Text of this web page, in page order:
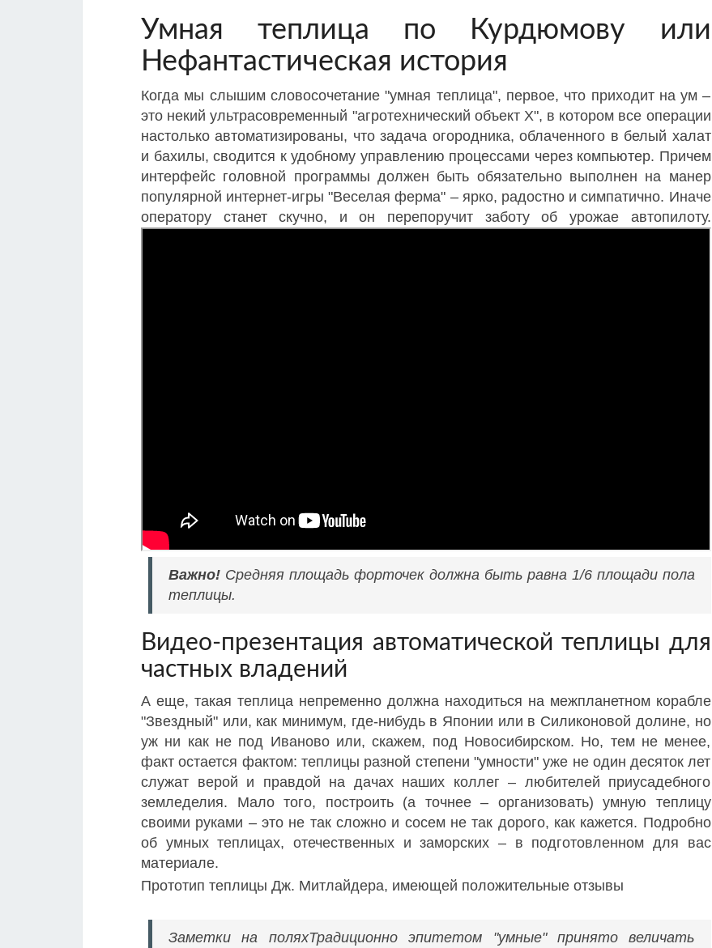
Умная теплица по Курдюмову или
Нефантастическая история
Когда мы слышим словосочетание "умная теплица", первое, что приходит на ум –
это некий ультрасовременный "агротехнический объект Х", в котором все операции
настолько автоматизированы, что задача огородника, облаченного в белый халат
и бахилы, сводится к удобному управлению процессами через компьютер. Причем
интерфейс головной программы должен быть обязательно выполнен на манер
популярной интернет-игры "Веселая ферма" – ярко, радостно и симпатично. Иначе
оператору станет скучно, и он перепоручит заботу об урожае автопилоту.
Важно! Средняя площадь форточек должна быть равна 1/6 площади пола
теплицы.
Видео-презентация автоматической теплицы для
частных владений
А еще, такая теплица непременно должна находиться на межпланетном корабле
"Звездный" или, как минимум, где-нибудь в Японии или в Силиконовой долине, но
уж ни как не под Иваново или, скажем, под Новосибирском. Но, тем не менее,
факт остается фактом: теплицы разной степени "умности" уже не один десяток лет
служат верой и правдой на дачах наших коллег – любителей приусадебного
земледелия. Мало того, построить (а точнее – организовать) умную теплицу
своими руками – это не так сложно и сосем не так дорого, как кажется. Подробно
об умных теплицах, отечественных и заморских – в подготовленном для вас
материале.
Прототип теплицы Дж. Митлайдера, имеющей положительные отзывы
Заметки на поляхТрадиционно эпитетом "умные" принято величать